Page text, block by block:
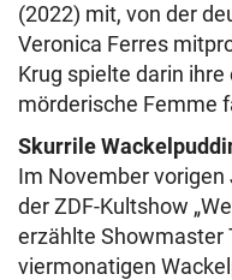
(2022) mit, von der
Veronica Ferres
Krug spielte darin
mörderische Femme
Skurrile
Im November vorigen
der ZDF-Kultshow
erzählte Showmaster
viermonatigen